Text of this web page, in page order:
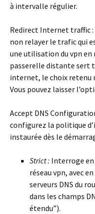
à intervalle régulier.
Redirect Internet traffic :
non relayer le trafic qui
une utilisation du vpn en
passerelle distante sert
internet, le choix retenu
Vous pouvez laisser
Accept DNS
configurez la politique
instaurée dès le
Strict : Interroge en
réseau vpn, avec
serveurs DNS du
dans les champs
étendu”).